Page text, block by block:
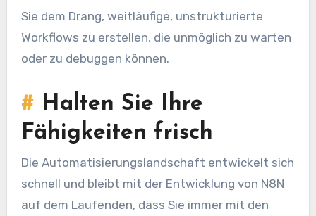
Sie dem Drang, weitläufige, unstrukturierte
Workflows zu erstellen, die unmöglich zu warten
oder zu debuggen können.
# Halten Sie Ihre
Fähigkeiten frisch
Die Automatisierungslandschaft entwickelt sich
schnell und bleibt mit der Entwicklung von N8N
auf dem Laufenden, dass Sie immer mit den